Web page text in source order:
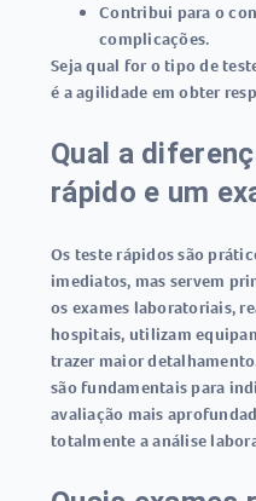
Contribui para o
complicações.
Seja qual for o tipo de
é a agilidade em obter
Qual a
rápido e um
Os teste rápidossão
imediatos, mas servem
os exames laboratoriais,
hospitais, utilizam
trazer maior
são fundamentais para
avaliação mais
totalmente a análise